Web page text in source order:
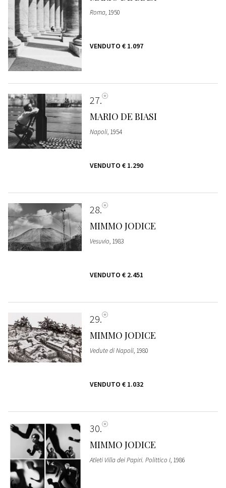
Roma, 1950
VENDUTO € 1.097
27
MARIO DE BIASI
Napoli, 1954
VENDUTO € 1.290
28
MIMMO JODICE
Vesuvio, 1983
VENDUTO € 2.451
29
MIMMO JODICE
Vedute di Napoli, 1980
VENDUTO € 1.032
30
MIMMO JODICE
Atleti Villa dei Papiri. Polittico I, 1986